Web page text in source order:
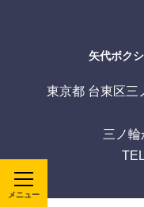
メニュー
矢代ボク
東京都 台東区三
三ノ輪